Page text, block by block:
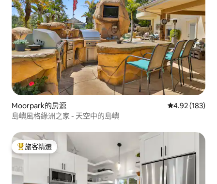
Moorpark的房源 從 183 則評價
4.92 (183)
島嶼風格綠洲之家 - 天空中的島嶼
旅客精選榜首
旅客精選